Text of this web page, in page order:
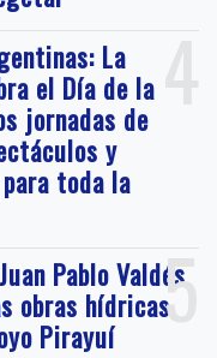
4
La
el Día de la
jornadas de
y
toda la
5
Pablo Valdés
obras hídricas
Pirayuí